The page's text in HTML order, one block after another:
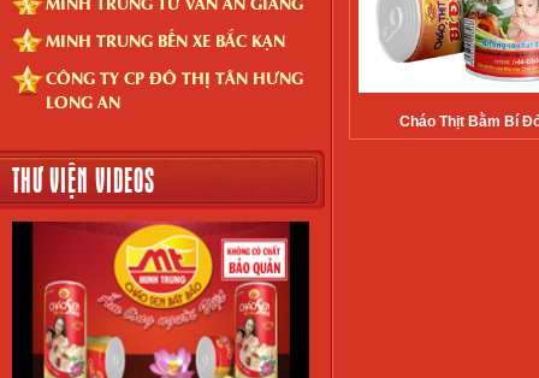
MINH TRUNG BẾN XE BẮC KẠN
CÔNG TY CP ĐÔ THỊ TÂN HƯNG
LONG AN
THƯ VIỆN VIDEOS
Cháo Thịt Bằm Bí